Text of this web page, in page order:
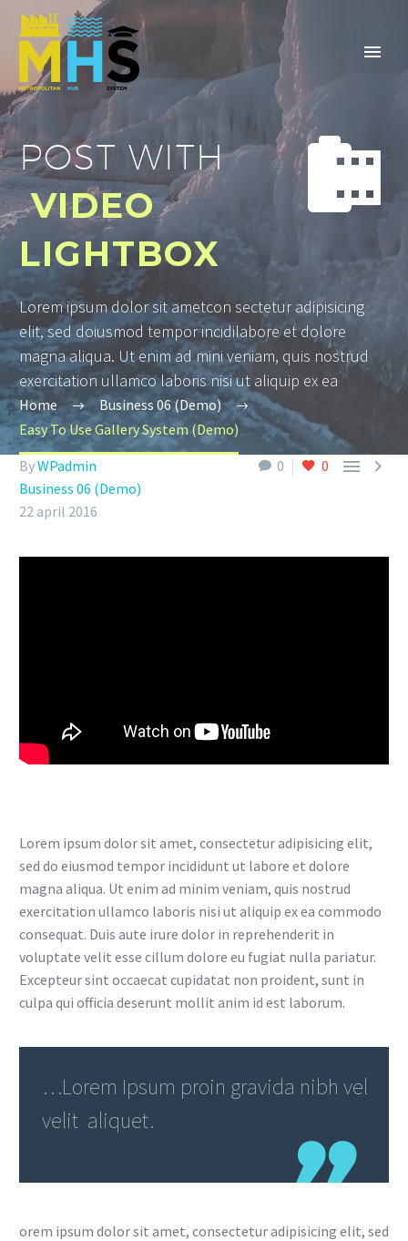


POST WITH
VIDEO
LIGHTBOX
Lorem ipsum dolor sit ametcon sectetur adipisicing
elit, sed doiusmod tempor incidilabore et dolore
magna aliqua. Ut enim ad mini veniam, quis nostrud
exercitation ullamco laboris nisi ut aliquip ex ea
Home
Business 06 (Demo)
Easy To Use Gallery System (Demo)
0
0  
ByWPadmin
Business 06 (Demo)
22 april 2016
Lorem ipsum dolor sit amet, consectetur adipisicing elit,
sed do eiusmod tempor incididunt ut labore et dolore
magna aliqua. Ut enim ad minim veniam, quis nostrud
exercitation ullamco laboris nisi ut aliquip ex ea commodo
consequat. Duis aute irure dolor in reprehenderit in
voluptate velit esse cillum dolore eu fugiat nulla pariatur.
Excepteur sint occaecat cupidatat non proident, sunt in
culpa qui officia deserunt mollit anim id est laborum.
…Lorem Ipsum proin gravida nibh vel
velit aliquet.
orem ipsum dolor sit amet, consectetur adipisicing elit, sed